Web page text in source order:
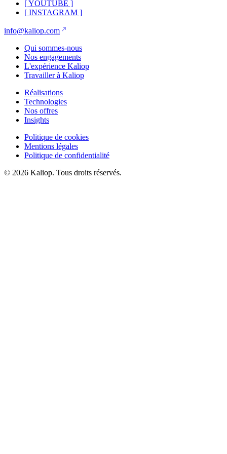
[YOUTUBE ]
[ INSTAGRAM ]
info@kaliop.com
Qui sommes-nous
Nos engagements
L'expérience Kaliop
Travailler à Kaliop
Réalisations
Technologies
Nos offres
Insights
Politique de cookies
Mentions légales
Politique de confidentialité
© 2026 Kaliop. Tous droits réservés.